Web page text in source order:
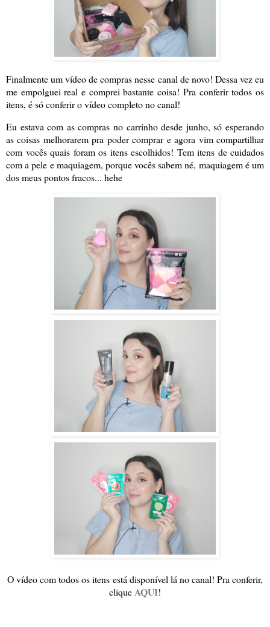
Finalmente um vídeo de compras nesse canal de novo! Dessa vez eu
me empolguei real e comprei bastante coisa! Pra conferir todos os
itens, é só conferir o vídeo completo no canal!
Eu estava com as compras no carrinho desde junho, só esperando
as coisas melhorarem pra poder comprar e agora vim compartilhar
com vocês quais foram os itens escolhidos! Tem itens de cuidados
com a pele e maquiagem, porque vocês sabem né, maquiagem é um
dos meus pontos fracos... hehe
O vídeo com todos os itens está disponível lá no canal! Pra conferir,
cliqueAQUI!